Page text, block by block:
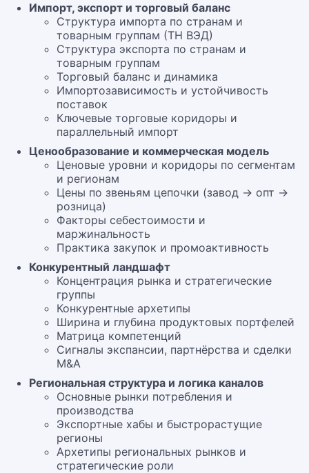
Импорт, экспорт и торговый баланс
Структура импорта по странам и
товарным группам (ТН ВЭД)
Структура экспорта по странам и
товарным группам
Торговый баланс и динамика
Импортозависимость и устойчивость
поставок
Ключевые торговые коридоры и
параллельный импорт
Ценообразование и коммерческая модель
Ценовые уровни и коридоры по сегментам
и регионам
Цены по звеньям цепочки (завод → опт →
розница)
Факторы себестоимости и
маржинальность
Практика закупок и промоактивность
Конкурентный ландшафт
Концентрация рынка и стратегические
группы
Конкурентные архетипы
Ширина и глубина продуктовых портфелей
Матрица компетенций
Сигналы экспансии, партнёрства и сделки
M&A
Региональная структура и логика каналов
Основные рынки потребления и
производства
Экспортные хабы и быстрорастущие
регионы
Архетипы региональных рынков и
стратегические роли